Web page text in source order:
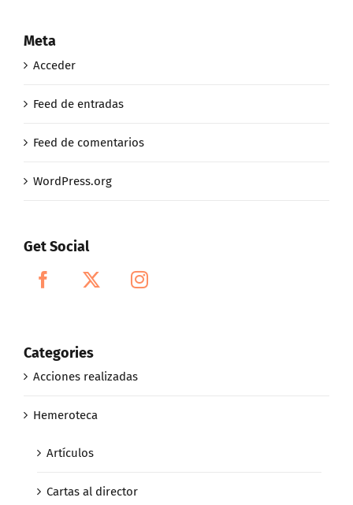
Meta
Acceder
Feed de entradas
Feed de comentarios
WordPress.org
Get Social
Categories
Acciones realizadas
Hemeroteca
Artículos
Cartas al director